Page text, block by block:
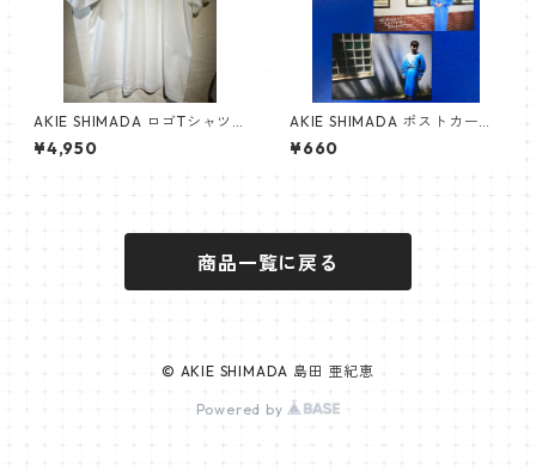
AKIE SHIMADA ロゴTシャツ
（白）
¥4,950
AKIE SHIMADA ポストカード
3枚入り（Bセット）
¥660
商品一覧に戻る
© AKIE SHIMADA 島田 亜紀恵
Powered by